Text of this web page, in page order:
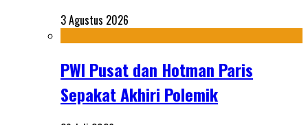
3 Agustus 2026
PWI Pusat dan Hotman Paris
Sepakat Akhiri Polemik